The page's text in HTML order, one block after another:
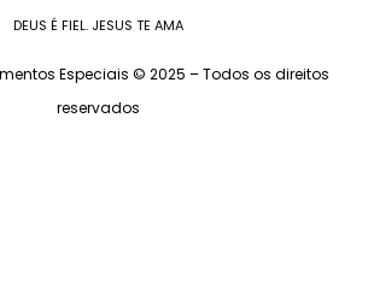
DEUS É FIEL. JESUS TE AMA
Especiais © 2025 – Todos os direitos
reservados